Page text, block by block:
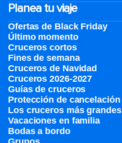
Planea tu viaje
Ofertas de Black Friday
Último momento
Cruceros cortos
Fines de semana
Cruceros de Navidad
Cruceros 2026-2027
Guías de cruceros
Protección de cancelación
Los cruceros más grandes
Vacaciones en familia
Bodas a bordo